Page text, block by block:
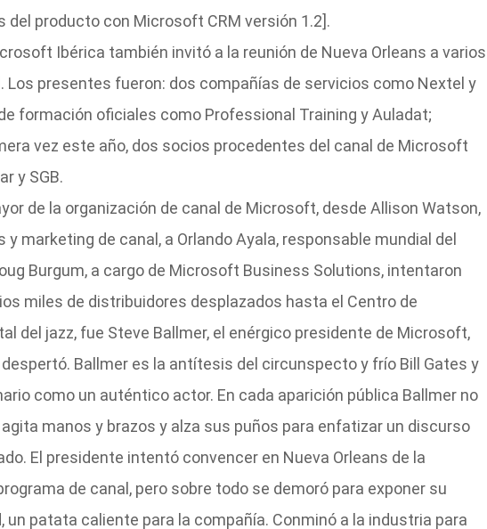
del producto con Microsoft CRM versión 1.2].
Ibérica también invitó a la reunión de Nueva Orleans a varios
Los presentes fueron: dos compañías de servicios como Nextel y
formación oficiales como Professional Training y Auladat;
vez este año, dos socios procedentes del canal de Microsoft
y SGB.
de la organización de canal de Microsoft, desde Allison Watson,
marketing de canal, a Orlando Ayala, responsable mundial del
Burgum, a cargo de Microsoft Business Solutions, intentaron
miles de distribuidores desplazados hasta el Centro de
del jazz, fue Steve Ballmer, el enérgico presidente de Microsoft,
Ballmer es la antítesis del circunspecto y frío Bill Gates y
como un auténtico actor. En cada aparición pública Ballmer no
manos y brazos y alza sus puños para enfatizar un discurso
El presidente intentó convencer en Nueva Orleans de la
de canal, pero sobre todo se demoró para exponer su
un patata caliente para la compañía. Conminó a la industria para